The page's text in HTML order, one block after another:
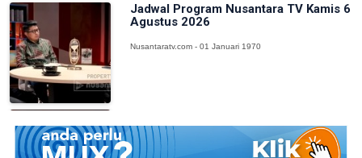
Jadwal Program Nusantara TV Kamis 6
Agustus 2026
Nusantaratv.com - 01 Januari 1970
Agustus 2026
Nusantaratv.com - 01 Januari 1970